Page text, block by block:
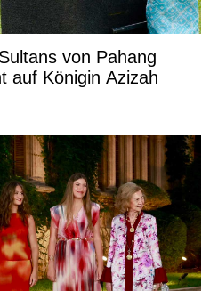
von Pahang
auf Königin Azizah